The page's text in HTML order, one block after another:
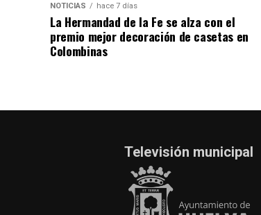
NOTICIAS hace 7 días
La Hermandad de la Fe se alza con el
premio mejor decoración de casetas en
Colombinas
Televisión municipal